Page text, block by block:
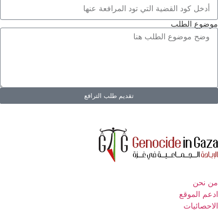
موضوع الطلب
تقديم طلب الترافع
من نحن
ادعم الموقع
الاحصائيات